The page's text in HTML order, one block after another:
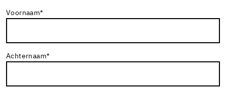
Voornaam*
Achternaam*